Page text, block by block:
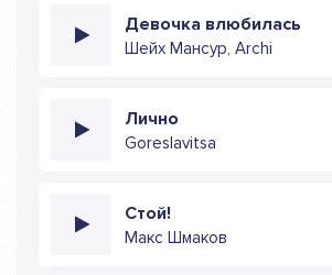
Девочка влюбилась
Шейх Мансур, Archi
Лично
Goreslavitsa
Стой!
Макс Шмаков